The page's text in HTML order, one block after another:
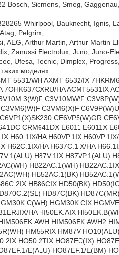
Bosch, Siemens, Smeg,
Whirlpool, Bauknecht, Ignis,
Pelgrim,
AEG, Arthur Martin, Arthur Martin
Zanussi Electrolux, Juno, Juno-
Ufesa, Tecnic, Dimplex,
таких моделях:
5531/WH AXMT 6532/IX
7OHK637CXRU/HA ACMT5531IX
C3V10MW/F
C3VM6(X)F
CE6VP5(W)GR
CRM641DX E6011 E6011X
H60.1IX/HA H60VP.1IX
H62C.1IX/HA H637C.1IX/HA
H87V.1IX H87VP.1(ALU)
HB22AC.1(WH)
HB52AC.1(BK)
HB86CIX HD50(BK)
HD87C(BK)
HGM30K.CIX
HA HI50EK.AIX
HIM506EK.AWH2
HM55RIX HM87V
HO50.2TIX HO87EC(IX)
E(ALU) HO87EF.1/E(BM)